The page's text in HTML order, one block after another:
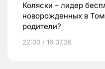
Коляски – лидер
новорожденных в
родители?
22:00 / 16.07.26